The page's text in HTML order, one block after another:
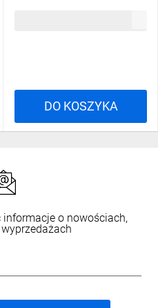
DO KOSZYKA
o nowościach,